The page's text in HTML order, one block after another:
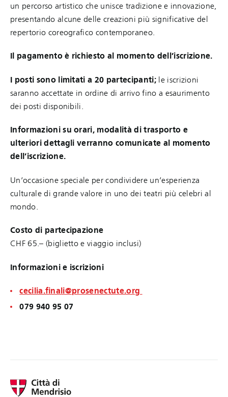
un percorso artistico che unisce tradizione e innovazione,
presentando alcune delle creazioni più significative del
repertorio coreografico contemporaneo.
Il pagamento è richiesto al momento dell’iscrizione.
I posti sono limitati a 20 partecipanti;le iscrizioni
saranno accettate in ordine di arrivo fino a esaurimento
dei posti disponibili.
Informazioni su orari, modalità di trasporto e
ulteriori dettagli verranno comunicate al momento
dell’iscrizione.
Un’occasione speciale per condividere un’esperienza
culturale di grande valore in uno dei teatri più celebri al
mondo.
Costo di partecipazione
CHF 65.– (biglietto e viaggio inclusi)
Informazioni e iscrizioni
cecilia.finali@prosenectute.org
079 940 95 07